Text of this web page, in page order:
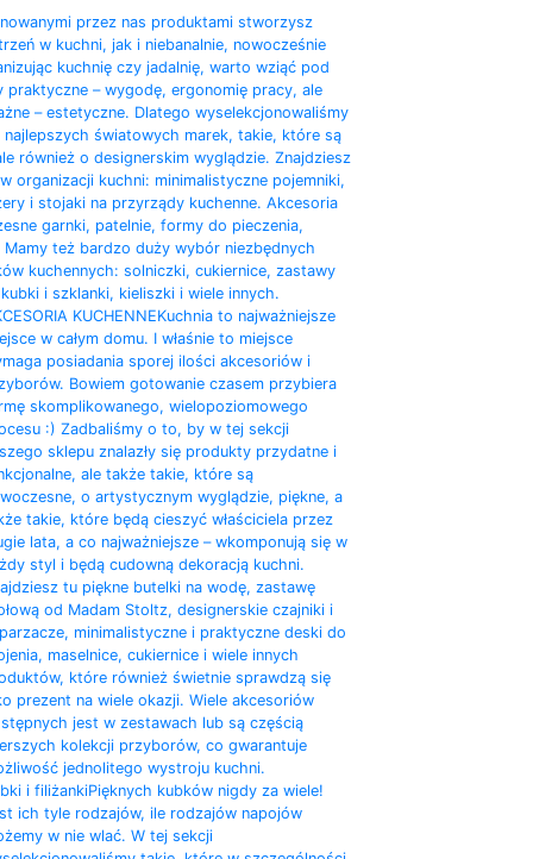
przez nas produktami stworzysz
w kuchni, jak i niebanalnie, nowocześnie
kuchnię czy jadalnię, warto wziąć pod
praktyczne – wygodę, ergonomię pracy, ale
– estetyczne. Dlatego wyselekcjonowaliśmy
światowych marek, takie, które są
również o designerskim wyglądzie. Znajdziesz
organizacji kuchni: minimalistyczne pojemniki,
i stojaki na przyrządy kuchenne. Akcesoria
garnki, patelnie, formy do pieczenia,
też bardzo duży wybór niezbędnych
kuchennych: solniczki, cukiernice, zastawy
i szklanki, kieliszki i wiele innych.
KUCHENNEKuchnia to najważniejsze
w całym domu. I właśnie to miejsce
posiadania sporej ilości akcesoriów i
Bowiem gotowanie czasem przybiera
skomplikowanego, wielopoziomowego
:) Zadbaliśmy o to, by w tej sekcji
sklepu znalazły się produkty przydatne i
ale także takie, które są
o artystycznym wyglądzie, piękne, a
takie, które będą cieszyć właściciela przez
lata, a co najważniejsze – wkomponują się w
styl i będą cudowną dekoracją kuchni.
tu piękne butelki na wodę, zastawę
od Madam Stoltz, designerskie czajniki i
minimalistyczne i praktyczne deski do
maselnice, cukiernice i wiele innych
które również świetnie sprawdzą się
prezent na wiele okazji. Wiele akcesoriów
jest w zestawach lub są częścią
kolekcji przyborów, co gwarantuje
jednolitego wystroju kuchni.
i filiżankiPięknych kubków nigdy za wiele!
ich tyle rodzajów, ile rodzajów napojów
w nie wlać. W tej sekcji